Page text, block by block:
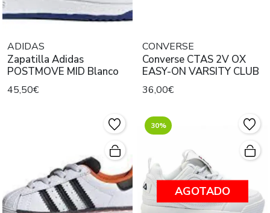
ADIDAS
Zapatilla Adidas
POSTMOVE MID Blanco
45,50€
CONVERSE
Converse CTAS 2V OX
EASY-ON VARSITY CLUB
36,00€
30%
AGOTADO